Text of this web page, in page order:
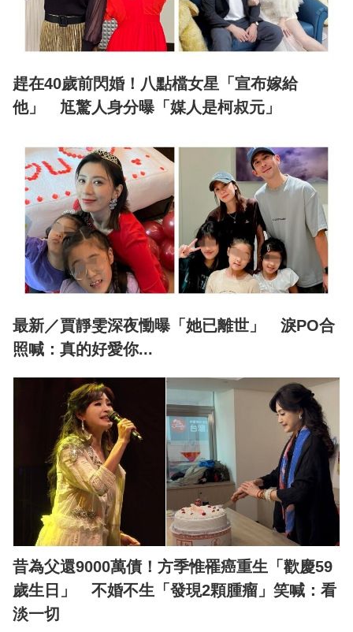
趕在40歲前閃婚！八點檔女星「宣布嫁給
他」 尪驚人身分曝「媒人是柯叔元」
最新／賈靜雯深夜慟曝「她已離世」 淚PO合
照喊：真的好愛你...
昔為父還9000萬債！方季惟罹癌重生「歡慶59
歲生日」 不婚不生「發現2顆腫瘤」笑喊：看
淡一切